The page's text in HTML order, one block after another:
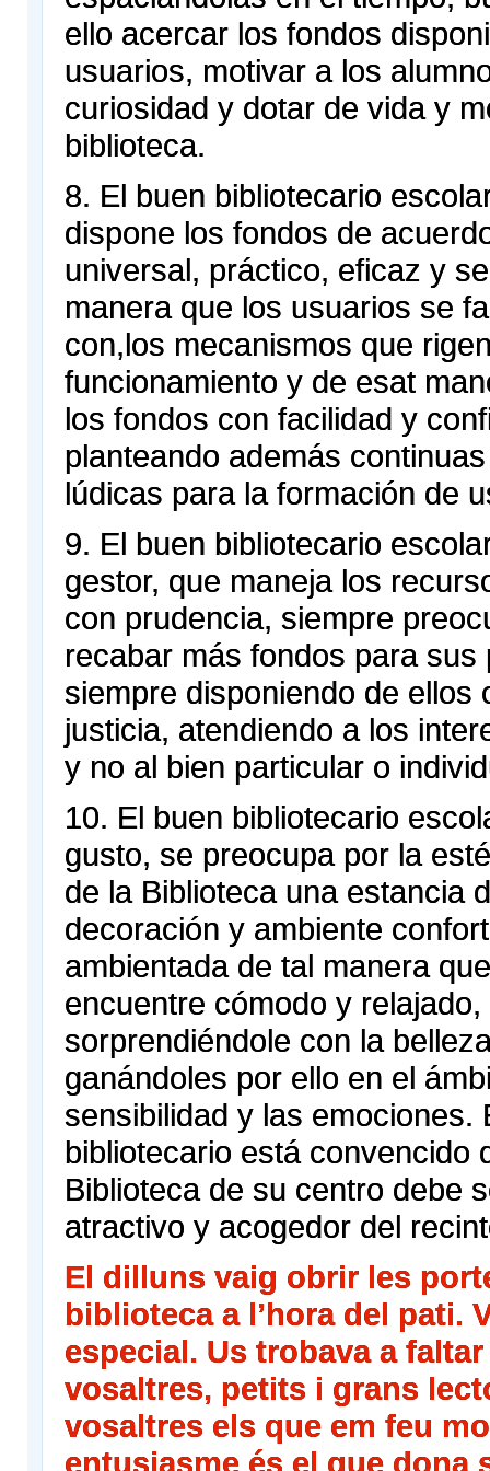
ello acercar los fondos
usuarios, motivar a los
curiosidad y dotar de vida y
biblioteca.
8. El buen bibliotecario
dispone los fondos de
universal, práctico, eficaz y
manera que los usuarios se
con,los mecanismos que
funcionamiento y de esat
los fondos con facilidad y
planteando además
lúdicas para la formación de
9. El buen bibliotecario
gestor, que maneja los
con prudencia, siempre
recabar más fondos para sus
siempre disponiendo de ellos
justicia, atendiendo a los
y no al bien particular o
10. El buen bibliotecario
gusto, se preocupa por la
de la Biblioteca una estancia
decoración y ambiente
ambientada de tal manera
encuentre cómodo y relajado,
sorprendiéndole con la
ganándoles por ello en el
sensibilidad y las emociones.
bibliotecario está convencido
Biblioteca de su centro debe
atractivo y acogedor del
El dilluns vaig obrir les
biblioteca a l’hora del pati.
especial. Us trobava a
vosaltres, petits i grans
vosaltres els que em feu
entusiasme és el que dona